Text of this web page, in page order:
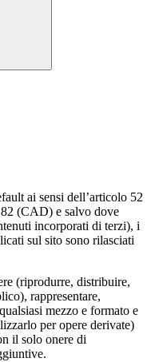
ai sensi dell’articolo 52
(CAD) e salvo dove
incorporati di terzi), i
sul sito sono rilasciati
(riprodurre, distribuire,
rappresentare,
mezzo e formato e
per opere derivate)
il solo onere di